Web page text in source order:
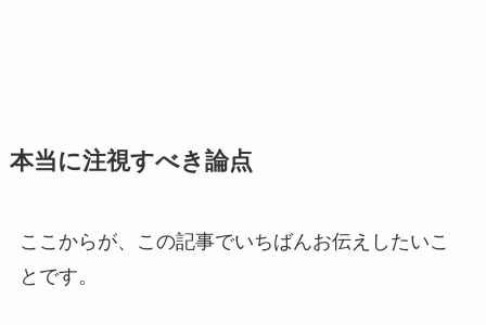
本当に注視すべき論点
ここからが、この記事でいちばんお伝えしたいこ
とです。